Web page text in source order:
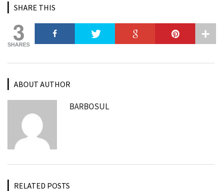
SHARE THIS
3
SHARES
ABOUT AUTHOR
BARBOSUL
RELATED POSTS